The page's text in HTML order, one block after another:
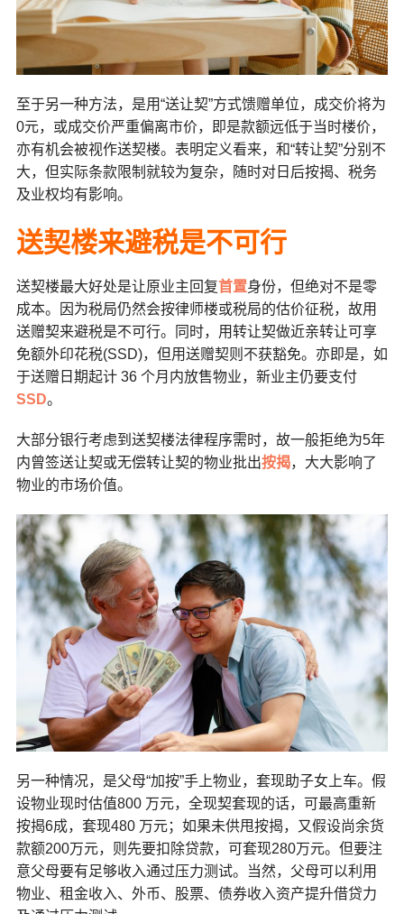
至于另一种方法，是用“送让契”方式馈赠单位，成交价将为
0元，或成交价严重偏离市价，即是款额远低于当时楼价，
亦有机会被视作送契楼。表明定义看来，和“转让契”分别不
大，但实际条款限制就较为复杂，随时对日后按揭、税务
及业权均有影响。
送契楼来避税是不可行
送契楼最大好处是让原业主回复首置身份，但绝对不是零
成本。因为税局仍然会按律师楼或税局的估价征税，故用
送赠契来避税是不可行。同时，用转让契做近亲转让可享
免额外印花税(SSD)，但用送赠契则不获豁免。亦即是，如
于送赠日期起计 36 个月内放售物业，新业主仍要支付
SSD。
大部分银行考虑到送契楼法律程序需时，故一般拒绝为5年
内曾签送让契或无偿转让契的物业批出按揭，大大影响了
物业的市场价值。
另一种情况，是父母“加按”手上物业，套现助子女上车。假
设物业现时估值800 万元，全现契套现的话，可最高重新
按揭6成，套现480 万元；如果未供甩按揭，又假设尚余货
款额200万元，则先要扣除贷款，可套现280万元。但要注
意父母要有足够收入通过压力测试。当然，父母可以利用
物业、租金收入、外币、股票、债券收入资产提升借贷力